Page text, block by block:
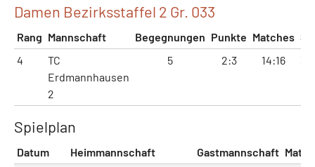
Damen Bezirksstaffel 2 Gr. 033
Rang Mannschaft Begegnungen Punkte Matches
4
TC
Erdmannhausen
2
5 2:3 14:16
Spielplan
Datum Heimmannschaft Gastmannschaft